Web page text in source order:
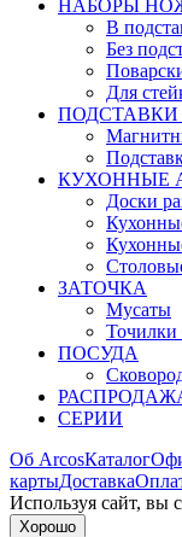
НАБОРЫ
В
Без
Для
ПОДСТАВКИ
КУХОННЫЕ
Доски
ЗАТОЧКА
Мусаты
Точилки
ПОСУДА
СЕРИИ
Об ArcosКаталог
картыДоставка
Используя сайт, вы
Хорошо